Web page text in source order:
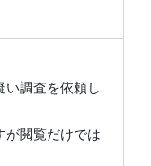
い調査を依頼し
が閲覧だけでは